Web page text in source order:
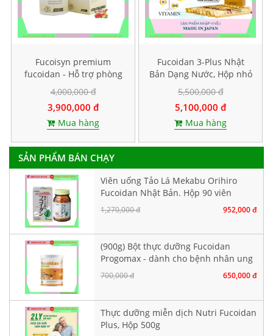
Fucoisyn premium
fucoidan - Hỗ trợ phòng
và điều trị ung thư, Hộp
60 viên
4,000,000 đ
3,900,000 đ
Mua hàng
Fucoidan 3-Plus Nhật
Bản Dạng Nước, Hộp nhỏ
5,500,000 đ
5,100,000 đ
Mua hàng
SẢN PHẨM BÁN CHẠY
Viên uống Tảo Lá Mekabu Orihiro
Fucoidan Nhật Bản. Hộp 90 viên
1,270,000 đ 952,000 đ
(900g) Bột thực dưỡng Fucoidan
Progomax - dành cho bệnh nhân ung
thư
700,000 đ 650,000 đ
Thực dưỡng miễn dịch Nutri Fucoidan
Plus, Hộp 500g